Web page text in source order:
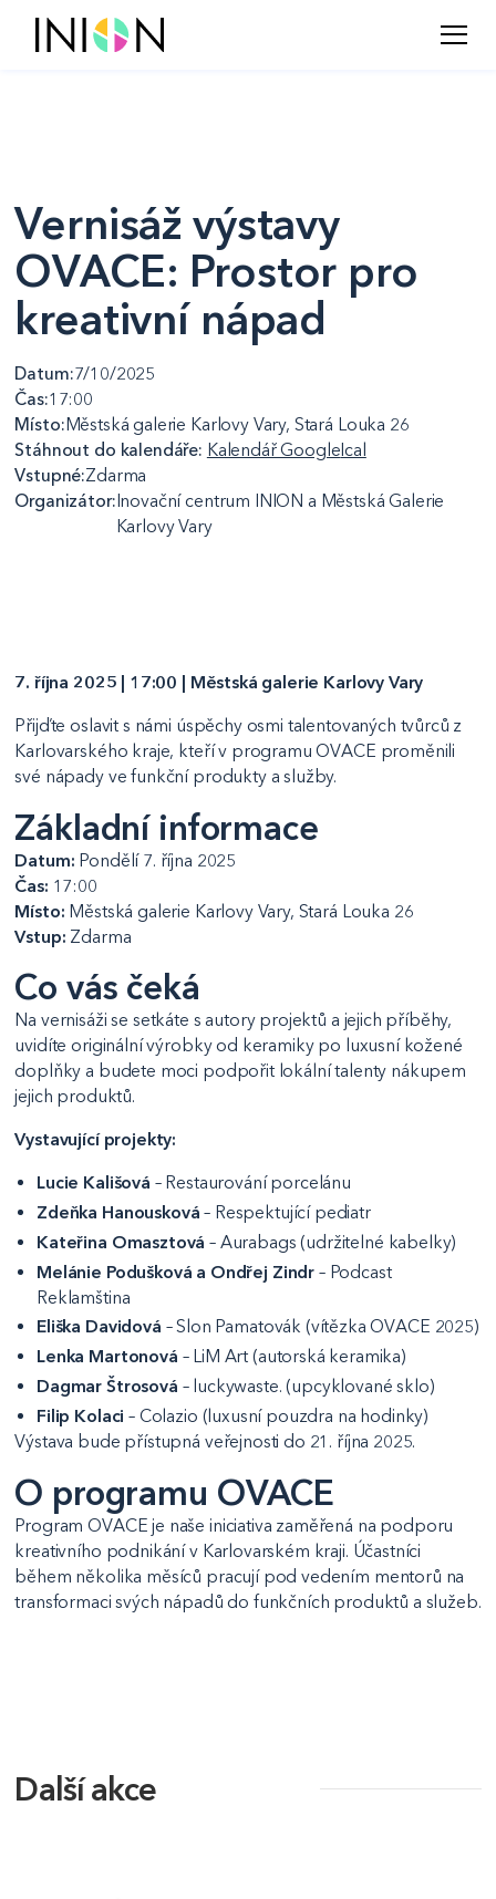
Vernisáž výstavy
OVACE: Prostor pro
kreativní nápad
Datum:7/10/2025
Čas:17:00
Místo:Městská galerie Karlovy Vary, Stará Louka 26
Stáhnout do kalendáře: Kalendář GoogleIcal
Vstupné:Zdarma
Organizátor:Inovační centrum INION a Městská Galerie
Karlovy Vary
7. října 2025 | 17:00 | Městská galerie Karlovy Vary
Přijďte oslavit s námi úspěchy osmi talentovaných tvůrců z
Karlovarského kraje, kteří v programu OVACE proměnili
své nápady ve funkční produkty a služby.
Základní informace
Datum: Pondělí 7. října 2025
Čas: 17:00
Místo: Městská galerie Karlovy Vary, Stará Louka 26
Vstup: Zdarma
Co vás čeká
Na vernisáži se setkáte s autory projektů a jejich příběhy,
uvidíte originální výrobky od keramiky po luxusní kožené
doplňky a budete moci podpořit lokální talenty nákupem
jejich produktů.
Vystavující projekty:
Lucie Kališová – Restaurování porcelánu
Zdeňka Hanousková – Respektující pediatr
Kateřina Omasztová – Aurabags (udržitelné kabelky)
Melánie Podušková a Ondřej Zindr – Podcast
Reklamština
Eliška Davidová – Slon Pamatovák (vítězka OVACE 2025)
Lenka Martonová – LiM Art (autorská keramika)
Dagmar Štrosová – luckywaste. (upcyklované sklo)
Filip Kolaci – Colazio (luxusní pouzdra na hodinky)
Výstava bude přístupná veřejnosti do 21. října 2025.
O programu OVACE
Program OVACE je naše iniciativa zaměřená na podporu
kreativního podnikání v Karlovarském kraji. Účastníci
během několika měsíců pracují pod vedením mentorů na
transformaci svých nápadů do funkčních produktů a služeb.
Další akce